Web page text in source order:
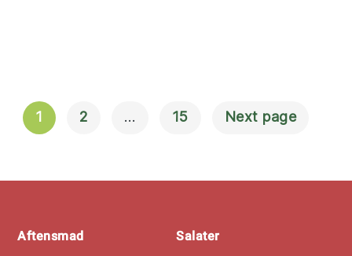
Navigation
1 2 … 15 Next page
Footer
Aftensmad
Salater